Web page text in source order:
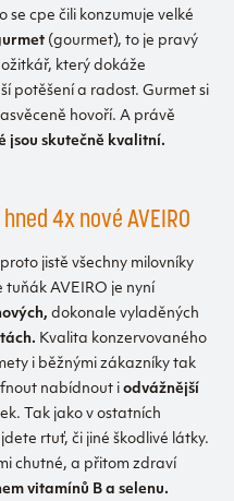
se cpe čili konzumuje velké
(gourmet), to je pravý
který dokáže
potěšení a radost. Gurmet si
hovoří. A právě
jsou skutečně kvalitní.
4x nové AVEIRO
jistě všechny milovníky
tuňák AVEIRO je nyní
dokonale vyladěných
Kvalita konzervovaného
i běžnými zákazníky tak
nabídnout iodvážnější
Tak jako v ostatních
rtuť, či jiné škodlivé látky.
chutné, a přitom zdraví
vitamínů B a selenu.